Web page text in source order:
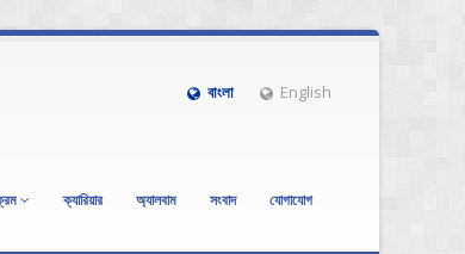
বাংলা English
ক্যারিয়ার অ্যালবাম সংবাদ যোগাযোগ